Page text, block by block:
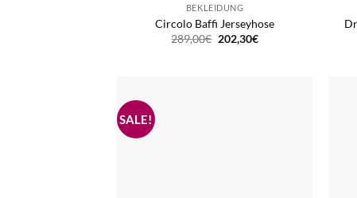
BEKLEIDUNG
Circolo Baffi Jerseyhose
289,00€ Ursprünglicher
Preis
202,30€Aktueller